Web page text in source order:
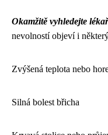
Okamžitě vyhledejte
nevolností objeví i
Zvýšená teplota nebo
Silná bolest břicha